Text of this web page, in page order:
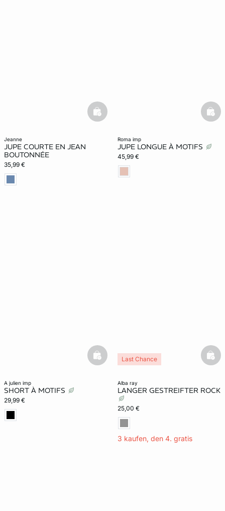
jeanne
JUPE COURTE EN JEAN
BOUTONNÉE
35,99 €
basketfull
roma imp
JUPE LONGUE À MOTIFS
45,99 €
a julien imp
SHORT À MOTIFS
29,99 €
basketfull
alba ray
LANGER GESTREIFTER ROCK
25,00 €
3 kaufen, den 4. gratis
Last Chance